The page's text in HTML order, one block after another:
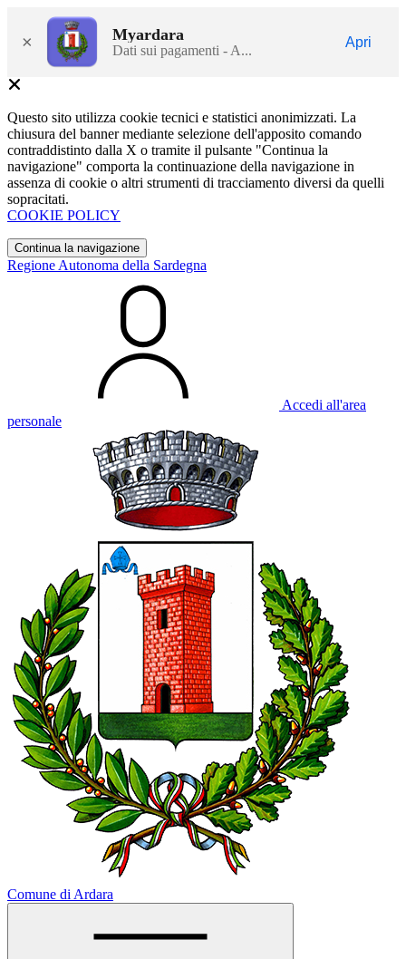
× Myardara
Dati sui pagamenti - A...
Apri
Questo sito utilizza cookie tecnici e statistici anonimizzati. La
chiusura del banner mediante selezione dell'apposito comando
contraddistinto dalla X o tramite il pulsante "Continua la
navigazione" comporta la continuazione della navigazione in
assenza di cookie o altri strumenti di tracciamento diversi da quelli
sopracitati.
COOKIE POLICY
Continua la navigazione
Regione Autonoma della Sardegna
Accedi all'area
personale
Comune di Ardara